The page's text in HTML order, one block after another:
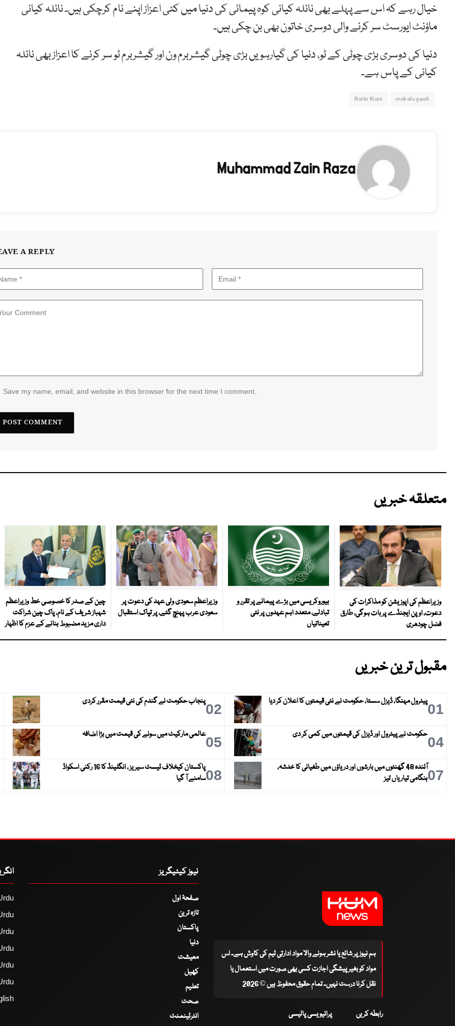
خیال رہے کہ اس سے پہلے بھی نائلہ کیانی کوہ پیمائی کی دنیا میں کئی اعزاز اپنے نام کرچکی ہیں۔ نائلہ کیانی
ماؤنٹ ایورسٹ سر کرنے والی دوسری خاتون بھی بن چکی ہیں۔
دنیا کی دوسری بڑی چوٹی کے ٹو، دنیا کی گیارہویں بڑی چوٹی گیشربرم ون اور گیشربرم ٹو سر کرنے کا اعزاز بھی نائلہ
کیانی کے پاس ہے۔
makalu peak
Naila Kiani
Muhammad Zain Raza
A REPLY
Save my name, email, and website in this browser for the next time I comment.
متعلقہ خبریں
وزیراعظم کی اپوزیشن کو مذاکرات کی
دعوت، اوپن ایجنڈے پر بات ہوگی، طارق
فضل چودھری
بیوروکریسی میں بڑے پیمانے پر تقرر و
تبادلے، متعدد اہم عہدوں پر نئی
تعیناتیاں
وزیراعظم سعودی ولی عہد کی دعوت پر
سعودی عرب پہنچ گئے، پر تپاک استقبال
چین کے صدر کا خصوصی خط وزیراعظم
شہباز شریف کے نام، پاک چین شراکت
داری مزید مضبوط بنانے کے عزم کا اظہار
مقبول ترین خبریں
01پیٹرول مہنگا، ڈیزل سستا، حکومت نے نئی قیمتوں کا اعلان کر دیا 02پنجاب حکومت نے گندم کی نئی قیمت مقرر کردی
04حکومت نے پیٹرول اور ڈیزل کی قیمتوں میں کمی کر دی 05عالمی مارکیٹ میں سونے کی قیمت میں بڑا اضافہ
07
آئندہ 48 گھنٹوں میں بارشوں اور دریاؤں میں طغیانی کا خدشہ،
ہنگامی تیاریاں تیز
08
پاکستان کیخلاف ٹیسٹ سیریز ، انگلینڈ کا 16 رکنی اسکواڈ
سامنے آ گیا
ہم نیوز پر شائع یا نشر ہونے والا مواد ادارتی ٹیم کی کاوش ہے۔ اس
مواد کو بغیر پیشگی اجازت کسی بھی صورت میں استعمال یا
نقل کرنا درست نہیں۔ تمام حقوق محفوظ ہیں © 2026
رابطہ کریں پرائیویسی پالیسی
نیوز کیٹیگریز
صفحۂ اول
تازہ ترین
پاکستان
دنیا
معیشت
کھیل
تعلیم
صحت
انٹرٹینمنٹ